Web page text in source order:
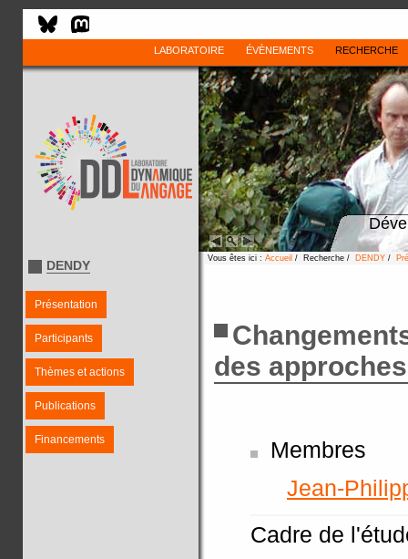
LABORATOIRE ÉVÈNEMENTS RECHERCHE
DENDY
Présentation
Participants
Thèmes et actions
Publications
Financements
Vous êtes ici : Accueil / Recherche / DENDY /
des approches
Membres
Jean-
Cadre de